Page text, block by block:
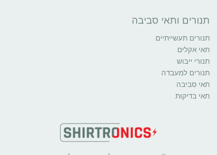
תנורים ותאי סביבה
תנורים תעשייתיים
תאי אקלים
תנורי ייבוש
תנורים למעבדה
תאי סביבה
תאי בדיקות